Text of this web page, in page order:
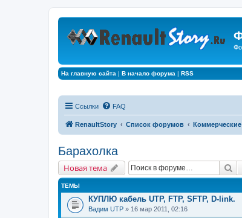
На главную сайта | В начало форума | RSS
Ссылки FAQ
RenaultStory Список форумов
Барахолка
Новая тема
ТЕМЫ
КУПЛЮ кабель UTP, FTP, SFTP, D-link.
Вадим UTP » 16 мар 2011, 02:16